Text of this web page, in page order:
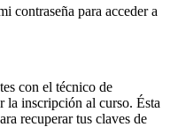
contraseña para acceder a
con el técnico de
la inscripción al curso. Ésta
recuperar tus claves de